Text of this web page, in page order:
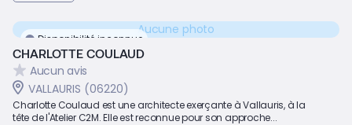
Disponibilité inconnue
Aucune photo
CHARLOTTE COULAUD
Aucun avis
VALLAURIS (06220)
Charlotte Coulaud est une architecte exerçante à Vallauris, à la
tête de l'Atelier C2M. Elle est reconnue pour son approche...